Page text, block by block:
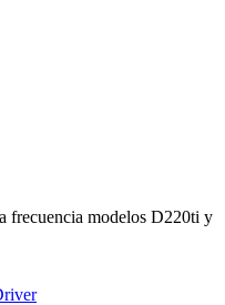
frecuencia modelos D220ti y